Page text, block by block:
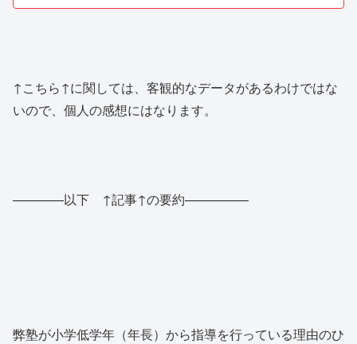
↑こちら↑に関しては、客観的なデータがあるわけではな
いので、個人の感想にはなります。
————以下 ↑記事↑の要約—————
弊塾が小学低学年（年長）から指導を行っている理由のひ